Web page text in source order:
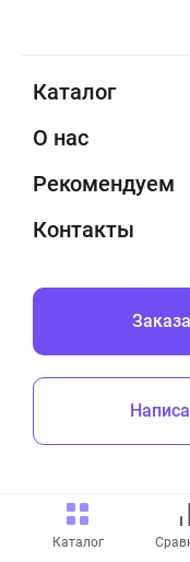
Каталог
Каталог
О нас
Рекомендуем
Контакты
Все